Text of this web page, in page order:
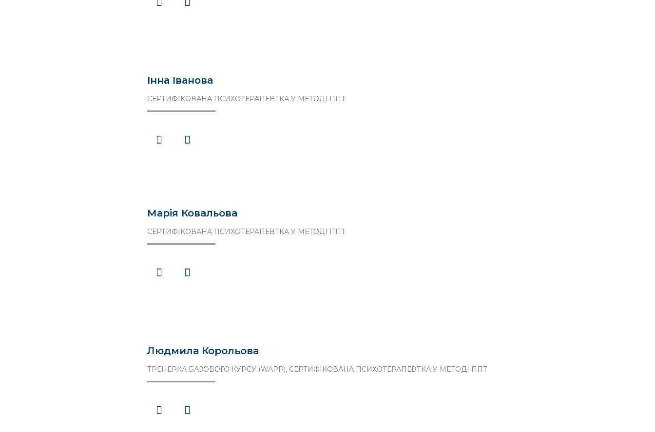
Інна Іванова
СЕРТИФІКОВАНА ПСИХОТЕРАПЕВТКА У МЕТОДІ ППТ
Марія Ковальова
СЕРТИФІКОВАНА ПСИХОТЕРАПЕВТКА У МЕТОДІ ППТ
Людмила Корольова
ТРЕНЕРКА БАЗОВОГО КУРСУ (WAPP), СЕРТИФІКОВАНА ПСИХОТЕРАПЕВТКА У МЕТОДІ ППТ